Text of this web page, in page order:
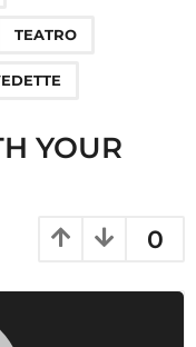
TEATRO
YOUR
0